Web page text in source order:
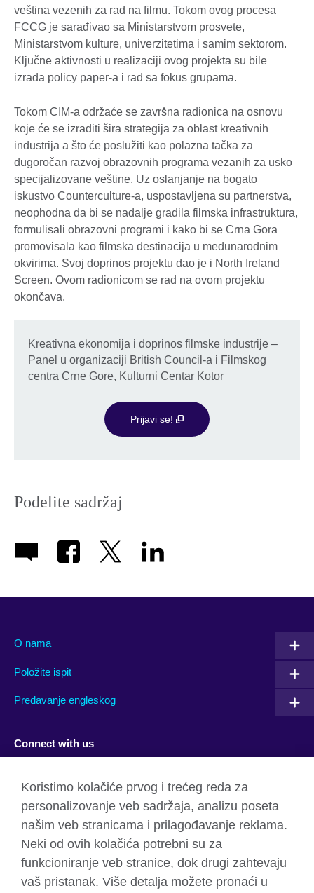
veština vezenih za rad na filmu. Tokom ovog procesa
FCCG je sarađivao sa Ministarstvom prosvete,
Ministarstvom kulture, univerzitetima i samim sektorom.
Ključne aktivnosti u realizaciji ovog projekta su bile
izrada policy paper-a i rad sa fokus grupama.
Tokom CIM-a održaće se završna radionica na osnovu
koje će se izraditi šira strategija za oblast kreativnih
industrija a što će poslužiti kao polazna tačka za
dugoročan razvoj obrazovnih programa vezanih za usko
specijalizovane veštine. Uz oslanjanje na bogato
iskustvo Counterculture-a, uspostavljena su partnerstva,
neophodna da bi se nadalje gradila filmska infrastruktura,
formulisali obrazovni programi i kako bi se Crna Gora
promovisala kao filmska destinacija u međunarodnim
okvirima. Svoj doprinos projektu dao je i North Ireland
Screen. Ovom radionicom se rad na ovom projektu
okončava.
Kreativna ekonomija i doprinos filmske industrije –
Panel u organizaciji British Council-a i Filmskog
centra Crne Gore, Kulturni Centar Kotor
Prijavi se!
Podelite sadržaj
O nama
Položite ispit
Predavanje engleskog
Connect with us
YouTube Flickr
TikTok
Koristimo kolačiće prvog i trećeg reda za
personalizovanje veb sadržaja, analizu poseta
našim veb stranicama i prilagođavanje reklama.
Neki od ovih kolačića potrebni su za
funkcioniranje veb stranice, dok drugi zahtevaju
vaš pristanak. Više detalja možete pronaći u